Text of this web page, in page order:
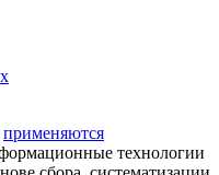
применяются
технологии